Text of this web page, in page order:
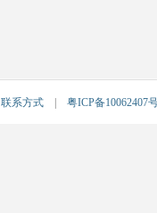
联系方式 粤ICP备10062407